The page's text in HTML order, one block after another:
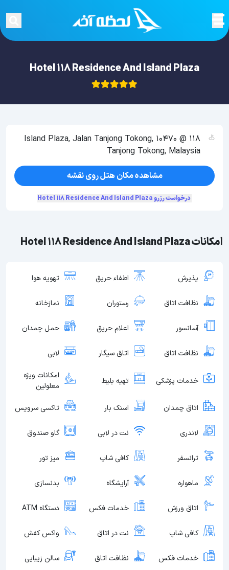
Hotel 118 Residence And Island Plaza
امکانات Hotel 118 Residence And Island Plaza
پذیرش اطفاء حریق تهویه هوا
نظافت اتاق رستوران نمازخانه
آسانسور اعلام حریق حمل چمدان
نظافت اتاق اتاق سیگار لابی
خدمات پزشکی تهیه بلیط
امکانات ویژه
معلولین
اتاق چمدان اسنک بار تاکسی سرویس
لاندری نت در لابی گاو صندوق
ترانسفر کافی شاپ میز تور
ماهواره آرایشگاه بدنسازی
اتاق ورزش خدمات فکس دستگاه ATM
کافی شاپ نت در اتاق واکس کفش
خدمات فکس نظافت اتاق سالن زیبایی
118 @ Island Plaza, Jalan Tanjong Tokong, 10470
Tanjong Tokong, Malaysia
مشاهده مکان هتل روی نقشه
درخواست رزرو Hotel 118 Residence And Island Plaza